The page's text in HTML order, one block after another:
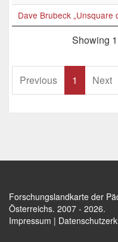
Dave Brubeck „Unsquare
Showing
Previous 1 Next
Forschungslandkarte der
Österreichs. 2007 - 2026.
Impressum |